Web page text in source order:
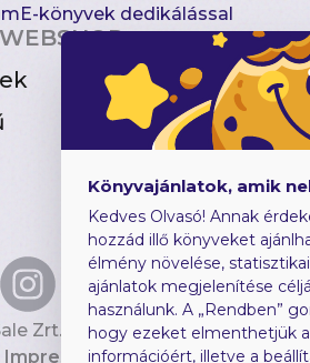
E-könyvek dedikálással
WEBSHOP
Csomagajánlatok
Akciósak
Előjegyezhetők
Újdonságok
Gyerekkönyvek
Heti toplista
Ajándékutalvány
Blog
Zrt. Minden jog fenntartva.
Impresszum
Könyvajánlatok, amik
Kedves Olvasó! Annak
hozzád illő könyveket
élmény növelése,
ajánlatok megjelenítése
használunk. A „Rendben”
hogy ezeket elmenthetjük
információért, illetve a